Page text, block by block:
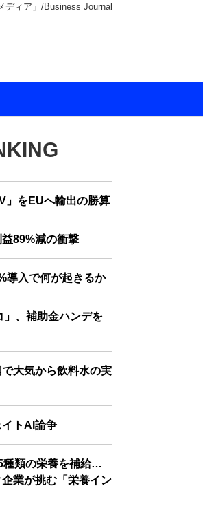
ディア」/Business Journal
」をEUへ輸出の勝算
89%減の衝撃
導入で何が起きるか
」、補助金ハンデを
大気から飲料水の実
トAI論争
種類の栄養を補給…
業が挑む「栄養イン
JOURNAL
JOURNAL
JOURNAL